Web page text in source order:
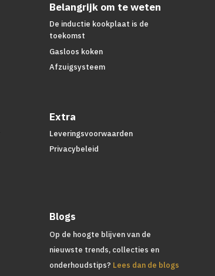
Belangrijk om te weten
De inductie kookplaat is de
toekomst
Gasloos koken
Afzuigsysteem
Extra
Leveringsvoorwaarden
Privacybeleid
Blogs
Op de hoogte blijven van de
nieuwste trends, collecties en
onderhoudstips? Lees dan de blogs